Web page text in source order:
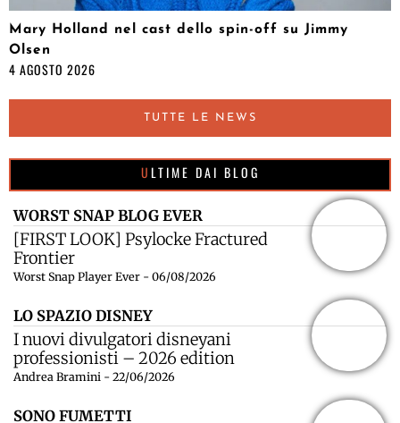
Mary Holland nel cast dello spin-off su Jimmy
Olsen
4 AGOSTO 2026
TUTTE LE NEWS
ULTIME DAI BLOG
WORST SNAP BLOG EVER
[FIRST LOOK] Psylocke Fractured
Frontier
Worst Snap Player Ever - 06/08/2026
LO SPAZIO DISNEY
I nuovi divulgatori disneyani
professionisti – 2026 edition
Andrea Bramini - 22/06/2026
SONO FUMETTI